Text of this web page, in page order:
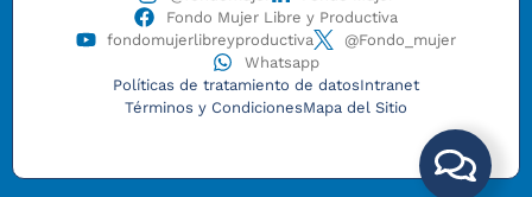
Fondo Mujer Libre y Productiva
fondomujerlibreyproductiva
@Fondo_mujer
Whatsapp
Políticas de tratamiento de datosIntranet
Términos y CondicionesMapa del Sitio